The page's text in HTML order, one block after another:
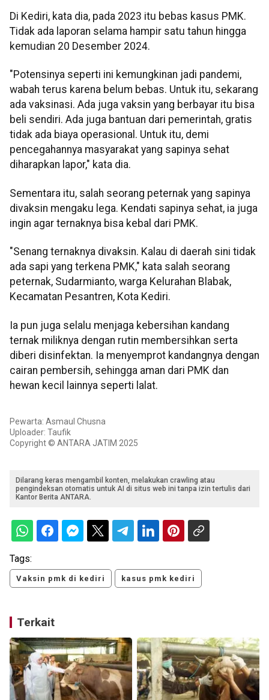
Di Kediri, kata dia, pada 2023 itu bebas kasus PMK.
Tidak ada laporan selama hampir satu tahun hingga
kemudian 20 Desember 2024.
"Potensinya seperti ini kemungkinan jadi pandemi,
wabah terus karena belum bebas. Untuk itu, sekarang
ada vaksinasi. Ada juga vaksin yang berbayar itu bisa
beli sendiri. Ada juga bantuan dari pemerintah, gratis
tidak ada biaya operasional. Untuk itu, demi
pencegahannya masyarakat yang sapinya sehat
diharapkan lapor," kata dia.
Sementara itu, salah seorang peternak yang sapinya
divaksin mengaku lega. Kendati sapinya sehat, ia juga
ingin agar ternaknya bisa kebal dari PMK.
"Senang ternaknya divaksin. Kalau di daerah sini tidak
ada sapi yang terkena PMK," kata salah seorang
peternak, Sudarmianto, warga Kelurahan Blabak,
Kecamatan Pesantren, Kota Kediri.
Ia pun juga selalu menjaga kebersihan kandang
ternak miliknya dengan rutin membersihkan serta
diberi disinfektan. Ia menyemprot kandangnya dengan
cairan pembersih, sehingga aman dari PMK dan
hewan kecil lainnya seperti lalat.
Pewarta: Asmaul Chusna
Uploader: Taufik
Copyright © ANTARA JATIM 2025
Dilarang keras mengambil konten, melakukan crawling atau
pengindeksan otomatis untuk AI di situs web ini tanpa izin tertulis dari
Kantor Berita ANTARA.
Tags:
Vaksin pmk di kediri kasus pmk kediri
Terkait